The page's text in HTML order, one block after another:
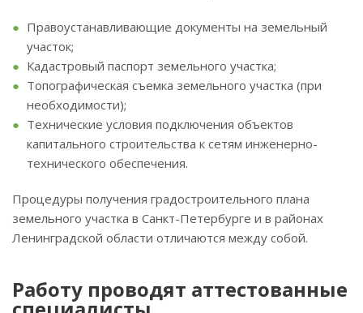
Правоустанавливающие документы на земельный
участок;
Кадастровый паспорт земельного участка;
Топографическая съемка земельного участка (при
необходимости);
Технические условия подключения объектов
капитального строительства к сетям инженерно-
технического обеспечения.
Процедуры получения градостроительного плана
земельного участка в Санкт-Петербурге и в районах
Ленинградской области отличаются между собой.
Работу проводят аттестованные